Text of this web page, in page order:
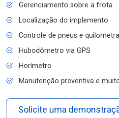
Gerenciamento sobre a frota
Localização do implemento
Controle de pneus e
Hubodômetro via GPS
Horímetro
Manutenção preventiva e
Solicite uma